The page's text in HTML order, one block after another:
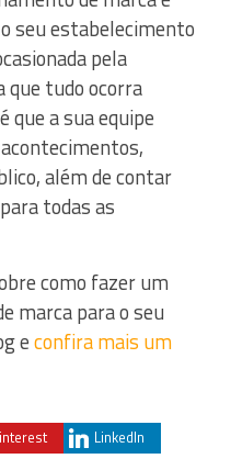
seu estabelecimento
pela
que tudo ocorra
que a sua equipe
além de contar
todas as
como fazer um
marca para o seu
econfira mais um
LinkedIn